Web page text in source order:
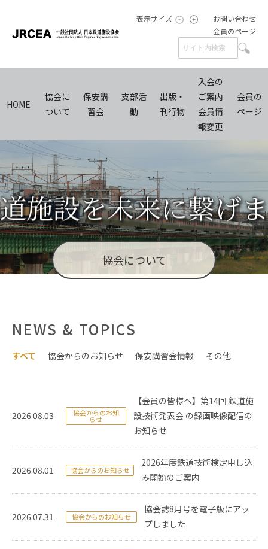
表示サイズ
お問い合わせ
会員のページ
HOME
協会に
ついて
保安講
習会
支部活
動
出版・
刊行物
入会の
ご案内
会員情
報変更
会員の
ページ
施設を未来に繋げ
協会について
NEWS & TOPICS
すべて 協会からのお知らせ 保安講習会情報 その他
2026.08.03 協会からのお知
らせ
【会員の皆様へ】第14回 鉄道施
設技術発表会 の録画映像配信の
お知らせ
2026.08.01 協会からのお知らせ
2026年度鉄道技術検定申し込
み開始のご案内
2026.07.31 協会からのお知らせ
協会誌8月号を電子版にアッ
プしました